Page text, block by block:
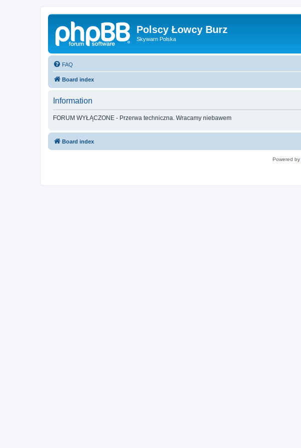
Polscy Łowcy Burz
Skywarn Polska
FAQ
Board index
Information
FORUM WYŁĄCZONE - Przerwa techniczna. Wracamy niebawem
Board index
Powered by